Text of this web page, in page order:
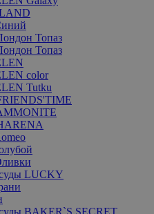
Топаз
Топаз
color
Tutku
LUCKY
BAKER`S SECRET